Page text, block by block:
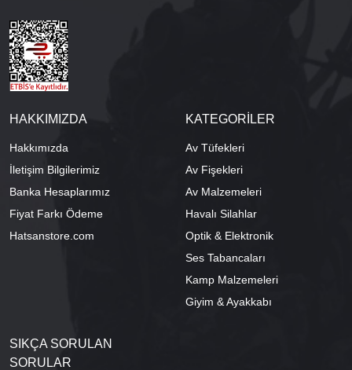
HAKKIMIZDA
Hakkımızda
İletişim Bilgilerimiz
Banka Hesaplarımız
Fiyat Farkı Ödeme
Hatsanstore.com
KATEGORİLER
Av Tüfekleri
Av Fişekleri
Av Malzemeleri
Havalı Silahlar
Optik & Elektronik
Ses Tabancaları
Kamp Malzemeleri
Giyim & Ayakkabı
SIKÇA SORULAN
SORULAR